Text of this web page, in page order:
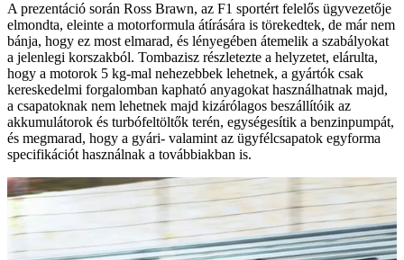
A prezentáció során Ross Brawn, az F1 sportért felelős ügyvezetője
elmondta, eleinte a motorformula átírására is törekedtek, de már nem
bánja, hogy ez most elmarad, és lényegében átemelik a szabályokat
a jelenlegi korszakból. Tombazisz részletezte a helyzetet, elárulta,
hogy a motorok 5 kg-mal nehezebbek lehetnek, a gyártók csak
kereskedelmi forgalomban kapható anyagokat használhatnak majd,
a csapatoknak nem lehetnek majd kizárólagos beszállítóik az
akkumulátorok és turbófeltöltők terén, egységesítik a benzinpumpát,
és megmarad, hogy a gyári- valamint az ügyfélcsapatok egyforma
specifikációt használnak a továbbiakban is.